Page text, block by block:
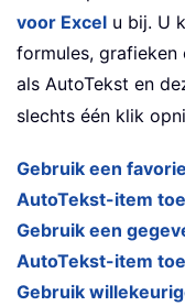
voor Excel u bij. U
formules,
als AutoTekst en
slechts één klik
Gebruik een
AutoTekst-item
Gebruik een
AutoTekst-item
Gebruik